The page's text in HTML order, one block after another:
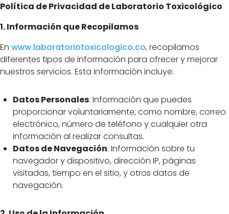
Política de Privacidad de Laboratorio Toxicológico
1. Información que Recopilamos
En www.laboratoriotoxicologico.co, recopilamos
diferentes tipos de información para ofrecer y mejorar
nuestros servicios. Esta información incluye:
Datos Personales: Información que puedes
proporcionar voluntariamente, como nombre, correo
electrónico, número de teléfono y cualquier otra
información al realizar consultas.
Datos de Navegación: Información sobre tu
navegador y dispositivo, dirección IP, páginas
visitadas, tiempo en el sitio, y otros datos de
navegación.